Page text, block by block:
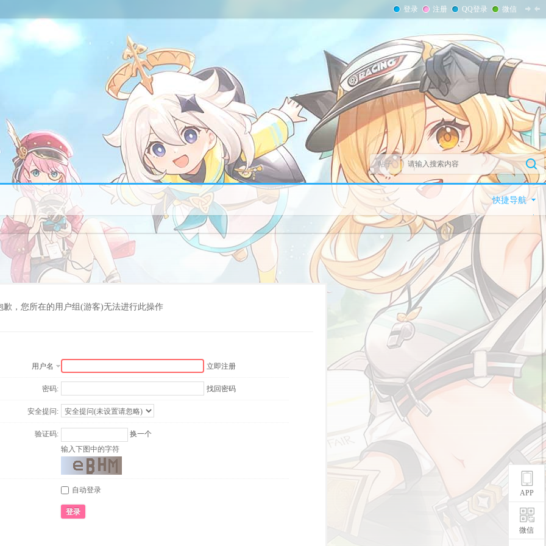
登录 注册 QQ登录 微信
帖子
快捷导航
歉，您所在的用户组(游客)无法进行此操作
用户名 立即注册
密码: 找回密码
安全提问:
验证码:
换一个
输入下图中的字符
自动登录
登录
APP
微信